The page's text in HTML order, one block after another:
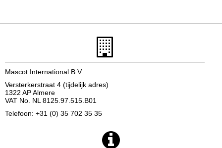
Mascot International B.V.
Versterkerstraat 4 (tijdelijk adres)
1322 AP Almere
VAT No. NL 8125.97.515.B01
Telefoon: +31 (0) 35 702 35 35